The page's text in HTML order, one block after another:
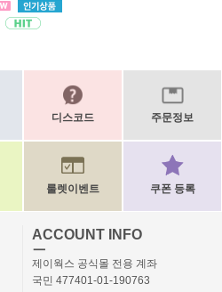
디스코드 주문정보
룰렛이벤트 쿠폰 등록
ACCOUNT INFO
ㅡ
제이웍스 공식몰 전용 계좌
국민 477401-01-190763